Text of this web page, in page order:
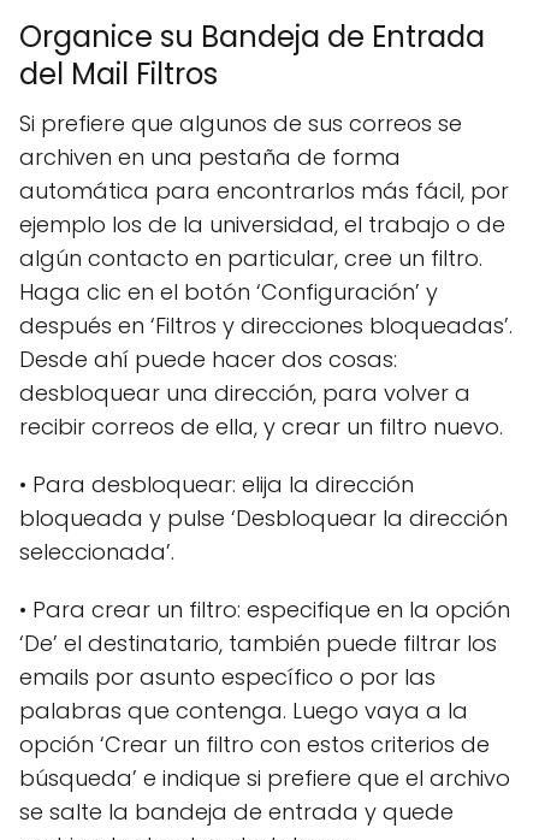
Organice su Bandeja de Entrada
del Mail Filtros
Si prefiere que algunos de sus correos se
archiven en una pestaña de forma
automática para encontrarlos más fácil, por
ejemplo los de la universidad, el trabajo o de
algún contacto en particular, cree un filtro.
Haga clic en el botón ‘Configuración’ y
después en ‘Filtros y direcciones bloqueadas’.
Desde ahí puede hacer dos cosas:
desbloquear una dirección, para volver a
recibir correos de ella, y crear un filtro nuevo.
• Para desbloquear: elija la dirección
bloqueada y pulse ‘Desbloquear la dirección
seleccionada’.
• Para crear un filtro: especifique en la opción
‘De’ el destinatario, también puede filtrar los
emails por asunto específico o por las
palabras que contenga. Luego vaya a la
opción ‘Crear un filtro con estos criterios de
búsqueda’ e indique si prefiere que el archivo
se salte la bandeja de entrada y quede